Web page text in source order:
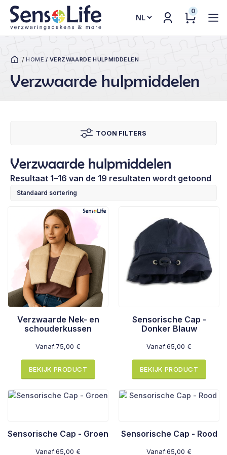
Kies
0
/ HOME /VERZWAARDE HULPMIDDELEN
Verzwaarde hulpmiddelen
TOON FILTERS
Verzwaarde hulpmiddelen
Resultaat 1–16 van de 19 resultaten wordt getoond
Verzwaarde Nek- en
schouderkussen
Vanaf:75,00 €
BEKIJK PRODUCT
Sensorische Cap -
Donker Blauw
Vanaf:65,00 €
BEKIJK PRODUCT
Sensorische Cap - Groen
Vanaf:65,00 €
Sensorische Cap - Rood
Vanaf:65,00 €